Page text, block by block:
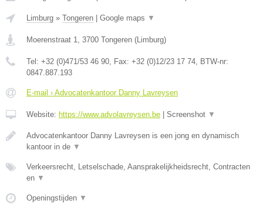
Limburg » Tongeren Google maps ▼
Moerenstraat 1, 3700 Tongeren (Limburg)
Tel: +32 (0)471/53 46 90, Fax: +32 (0)12/23 17 74, BTW-nr:
0847.887.193
E-mail › Advocatenkantoor Danny Lavreysen
Website: https://www.advolavreysen.be Screenshot ▼
Advocatenkantoor Danny Lavreysen is een jong en dynamisch
kantoor in de ▼
Verkeersrecht, Letselschade, Aansprakelijkheidsrecht, Contracten
en ▼
Openingstijden ▼